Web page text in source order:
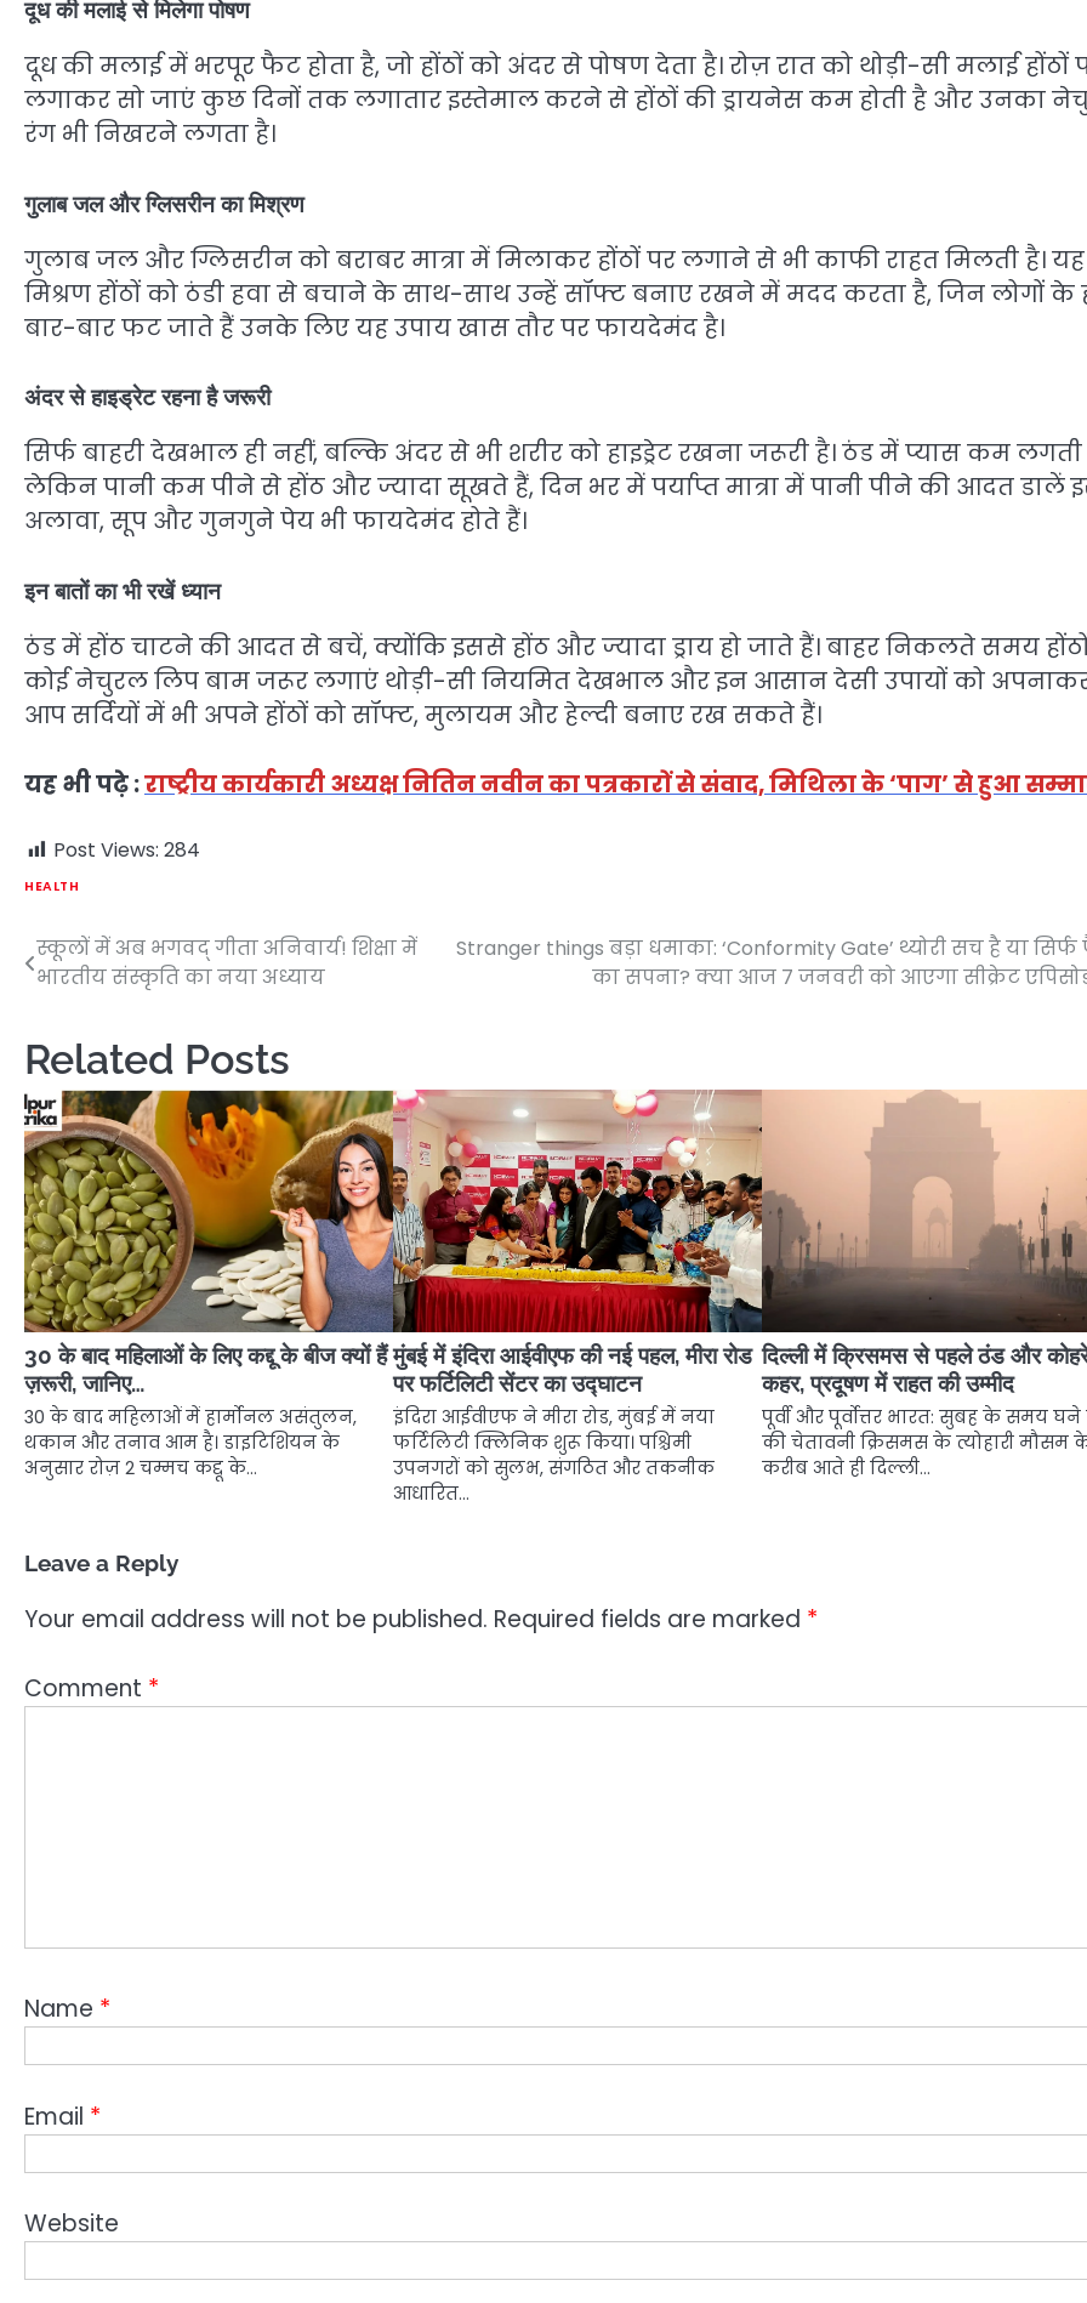
दूध की मलाई से मिलेगा पोषण
दूध की मलाई में भरपूर फैट होता है, जो होंठों को अंदर से पोषण देता है। रोज़ रात को थोड़ी-सी मलाई होंठों
लगाकर सो जाएं कुछ दिनों तक लगातार इस्तेमाल करने से होंठों की ड्रायनेस कम होती है और उनका
रंग भी निखरने लगता है।
गुलाब जल और ग्लिसरीन का मिश्रण
गुलाब जल और ग्लिसरीन को बराबर मात्रा में मिलाकर होंठों पर लगाने से भी काफी राहत मिलती है। यह
मिश्रण होंठों को ठंडी हवा से बचाने के साथ-साथ उन्हें सॉफ्ट बनाए रखने में मदद करता है, जिन लोगों के
बार-बार फट जाते हैं उनके लिए यह उपाय खास तौर पर फायदेमंद है।
अंदर से हाइड्रेट रहना है जरूरी
सिर्फ बाहरी देखभाल ही नहीं, बल्कि अंदर से भी शरीर को हाइड्रेट रखना जरूरी है। ठंड में प्यास कम
लेकिन पानी कम पीने से होंठ और ज्यादा सूखते हैं, दिन भर में पर्याप्त मात्रा में पानी पीने की आदत डालें
अलावा, सूप और गुनगुने पेय भी फायदेमंद होते हैं।
इन बातों का भी रखें ध्यान
ठंड में होंठ चाटने की आदत से बचें, क्योंकि इससे होंठ और ज्यादा ड्राय हो जाते हैं। बाहर निकलते समय
कोई नेचुरल लिप बाम जरूर लगाएं थोड़ी-सी नियमित देखभाल और इन आसान देसी उपायों को
आप सर्दियों में भी अपने होंठों को सॉफ्ट, मुलायम और हेल्दी बनाए रख सकते हैं।
यह भी पढ़े :राष्ट्रीय कार्यकारी अध्यक्ष नितिन नवीन का पत्रकारों से संवाद, मिथिला के ‘पाग’ से हुआ
Post Views: 284
HEALTH
Post
navigation
स्कूलों में अब भगवद् गीता अनिवार्य! शिक्षा में
भारतीय संस्कृति का नया अध्याय
Stranger things बड़ा धमाका: ‘Conformity Gate’ थ्योरी सच है या
का सपना? क्या आज 7 जनवरी को आएगा सीक्रेट
Related Posts
30 के बाद महिलाओं के लिए कद्दू के बीज क्यों हैं
ज़रूरी, जानिए…
30 के बाद महिलाओं में हार्मोनल असंतुलन,
थकान और तनाव आम है। डाइटिशियन के
अनुसार रोज़ 2 चम्मच कद्दू के…
मुंबई में इंदिरा आईवीएफ की नई पहल, मीरा रोड
पर फर्टिलिटी सेंटर का उद्घाटन
इंदिरा आईवीएफ ने मीरा रोड, मुंबई में नया
फर्टिलिटी क्लिनिक शुरू किया। पश्चिमी
उपनगरों को सुलभ, संगठित और तकनीक
आधारित…
दिल्ली में क्रिसमस से पहले ठंड और
कहर, प्रदूषण में राहत की उम्मीद
पूर्वी और पूर्वोत्तर भारत: सुबह के समय
की चेतावनी क्रिसमस के त्योहारी मौसम
करीब आते ही दिल्ली…
Leave a Reply
Your email address will not be published. Required fields are marked *
Comment *
Name *
Email *
Website